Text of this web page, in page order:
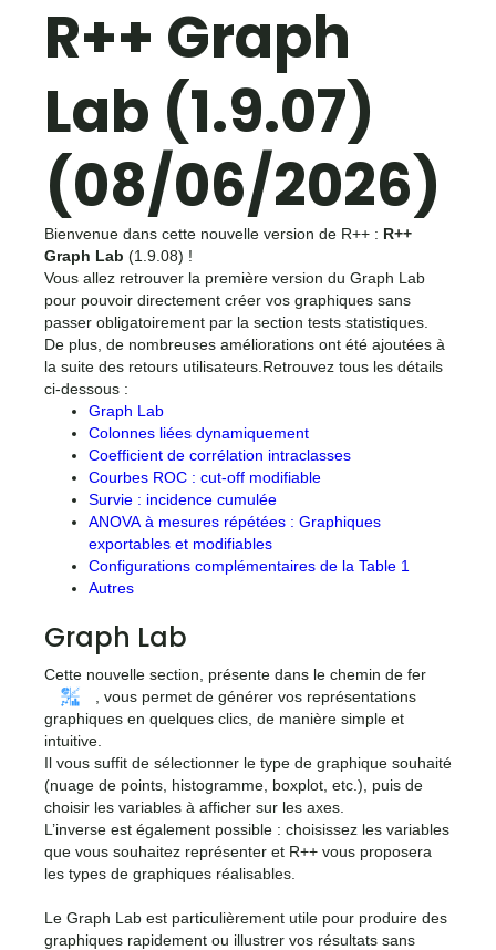
R++ Graph
Lab (1.9.07)
(08/06/2026)
Bienvenue dans cette nouvelle version de R++ : R++
Graph Lab (1.9.08) !
Vous allez retrouver la première version du Graph Lab
pour pouvoir directement créer vos graphiques sans
passer obligatoirement par la section tests statistiques.
De plus, de nombreuses améliorations ont été ajoutées à
la suite des retours utilisateurs.Retrouvez tous les détails
ci-dessous :
Graph Lab
Colonnes liées dynamiquement
Coefficient de corrélation intraclasses
Courbes ROC : cut-off modifiable
Survie : incidence cumulée
ANOVA à mesures répétées : Graphiques
exportables et modifiables
Configurations complémentaires de la Table 1
Autres
Graph Lab
Cette nouvelle section, présente dans le chemin de fer
, vous permet de générer vos représentations
graphiques en quelques clics, de manière simple et
intuitive.
Il vous suffit de sélectionner le type de graphique souhaité
(nuage de points, histogramme, boxplot, etc.), puis de
choisir les variables à afficher sur les axes.
L’inverse est également possible : choisissez les variables
que vous souhaitez représenter et R++ vous proposera
les types de graphiques réalisables.
Le Graph Lab est particulièrement utile pour produire des
graphiques rapidement ou illustrer vos résultats sans